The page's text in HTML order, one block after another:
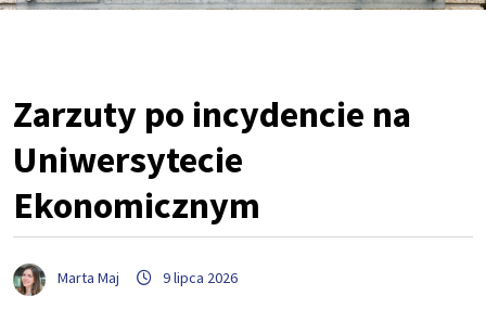
Zarzuty po incydencie na
Uniwersytecie
Ekonomicznym
Marta Maj 9 lipca 2026